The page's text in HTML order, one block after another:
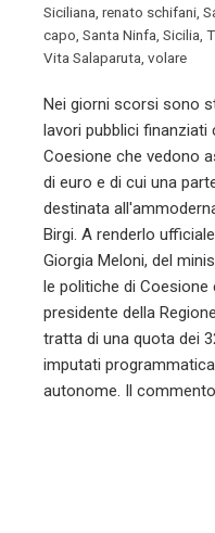
Siciliana, renato schifani,
capo, Santa Ninfa, Sicilia,
Vita Salaparuta, volare
Nei giorni scorsi sono
lavori pubblici finanziati
Coesione che vedono
di euro e di cui una
destinata
Birgi. A renderlo
Giorgia Meloni, del
le politiche di Coesione
presidente della
tratta di una quota dei
imputati
autonome. Il